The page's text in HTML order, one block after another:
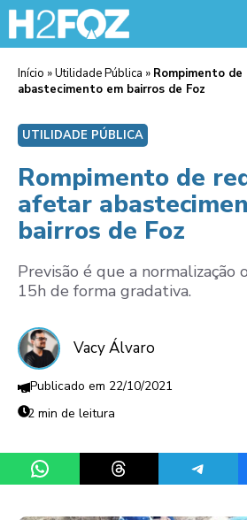
Início »Utilidade Pública » Rompimento
abastecimento em bairros de Foz
UTILIDADE PÚBLICA
Rompimento de
afetar
bairros de Foz
Previsão é que a normalização
15h de forma gradativa.
Vacy Álvaro
22/10/2021
2 min de leitura
Share on WhatsAppShare on ThreadsShare